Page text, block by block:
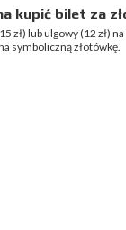
kupić bilet za
zł) lub ulgowy (12 zł)
symboliczną złotówkę.